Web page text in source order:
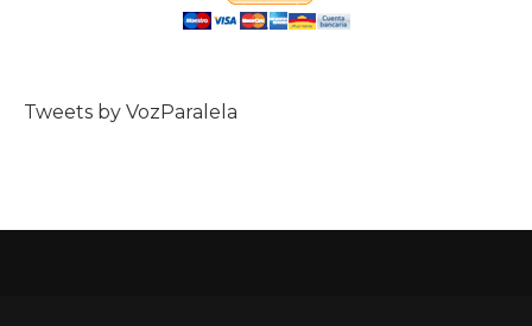
Tweets by VozParalela